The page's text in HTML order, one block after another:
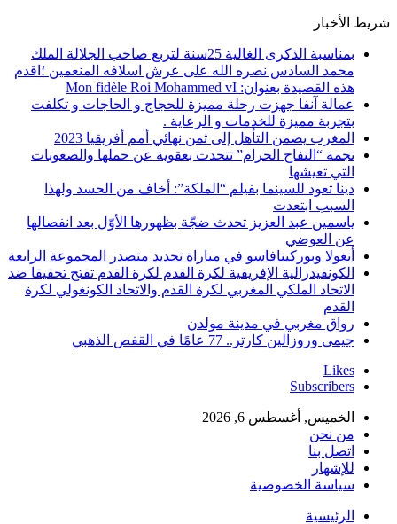
شريط الأخبار
بمناسبة الذكرى الغالية 25سنة لتربع صاحب الجلالة الملك
محمد السادس نصره الله على عرش اسلافه المنعمين ؛اقدم
هذه القصيدة بعنوان: Mon fidèle Roi Mohammed vI
عمالة آنفا جهزت رحلة مميزة للحجاج و الحاجات و تكلفت
بتجربة مميزة للخدمات و الرعاية .
المغرب يضمن التأهل إلى ثمن نهائي أمم أفريقيا 2023
نجمة “التفاح الحرام” تتحدث بعقوية عن حملها والصعوبات
التي تعيشها
دينا تعود للسينما بفيلم “الملكة”: أخاف من الحسد ولهذا
السبب ابتعدت
ياسمين عبد العزيز تحدث ضجّة بظهورها الأوّل بعد انفصالها
عن العوضي
أنغولا وبوركينافاسو في مباراة تحديد متصدر المجموعة الرابعة
الكونفيدرالية الإفريقية لكرة القدم لكرة القدم تفتح تحقيقا ضد
الاتحاد الملكي المغربي لكرة القدم والاتحاد الكونغولي لكرة
القدم
رواق مغربي في مدينة مولدن
جيمى وروزالين كارتر.. 77 عامًا في القفص الذهبي
Likes
Subscribers
الخميس, أغسطس 6, 2026
من نحن
اتصل بنا
للإشهار
سياسة الخصوصية
الرئيسية